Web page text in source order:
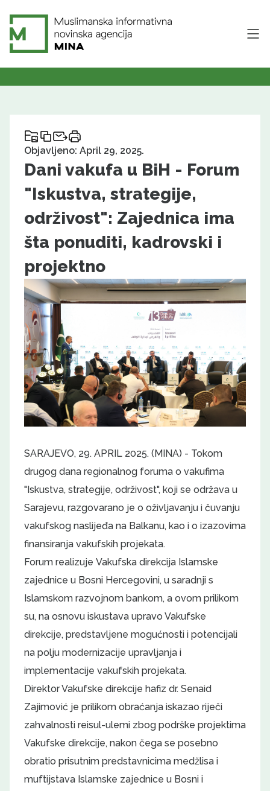
Objavljeno: April 29, 2025.
Dani vakufa u BiH - Forum
"Iskustva, strategije,
održivost": Zajednica ima
šta ponuditi, kadrovski i
projektno
SARAJEVO, 29. APRIL 2025. (MINA) - Tokom
drugog dana regionalnog foruma o vakufima
"Iskustva, strategije, održivost", koji se održava u
Sarajevu, razgovarano je o oživljavanju i čuvanju
vakufskog naslijeđa na Balkanu, kao i o izazovima
finansiranja vakufskih projekata.
Forum realizuje Vakufska direkcija Islamske
zajednice u Bosni Hercegovini, u saradnji s
Islamskom razvojnom bankom, a ovom prilikom
su, na osnovu iskustava upravo Vakufske
direkcije, predstavljene mogućnosti i potencijali
na polju modernizacije upravljanja i
implementacije vakufskih projekata.
Direktor Vakufske direkcije hafiz dr. Senaid
Zajimović je prilikom obraćanja iskazao riječi
zahvalnosti reisul-ulemi zbog podrške projektima
Vakufske direkcije, nakon čega se posebno
obratio prisutnim predstavnicima medžlisa i
muftijstava Islamske zajednice u Bosni i